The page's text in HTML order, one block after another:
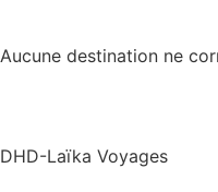
Aucune destination ne
DHD-Laïka Voyages